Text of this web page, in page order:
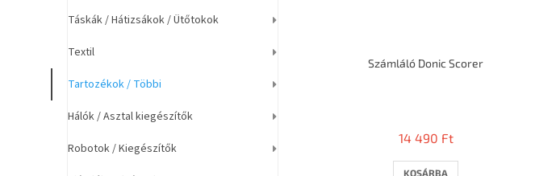
Táskák / Hátizsákok / Ütőtokok
Textil
Tartozékok / Többi
Hálók / Asztal kiegészítők
Robotok / Kiegészítők
Számláló Donic Scorer
14 490 Ft
KOSÁRBA